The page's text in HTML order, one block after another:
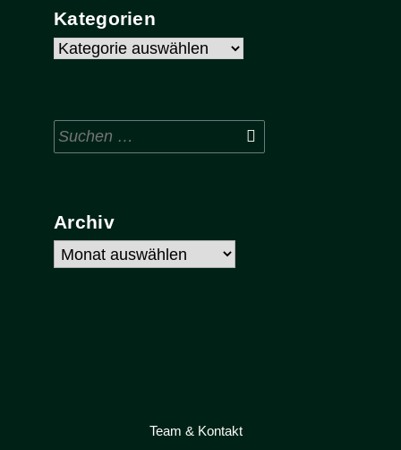
Kategorien
Kategorien
Suchen
nach:
Archiv
Archiv
Team & Kontakt